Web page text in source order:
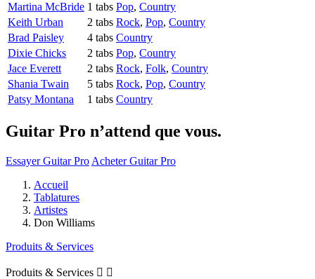
Martina McBride 1 tabs Pop, Country
Keith Urban
2 tabs Rock, Pop, Country
Brad Paisley
4 tabs Country
Dixie Chicks
2 tabs Pop, Country
Jace Everett
2 tabs Rock, Folk, Country
Shania Twain
5 tabs Rock, Pop, Country
Patsy Montana
1 tabs Country
Guitar Pro n’attend que vous.
Essayer Guitar Pro Acheter Guitar Pro
Accueil
Tablatures
Artistes
Don Williams
Produits & Services
Produits & Services  